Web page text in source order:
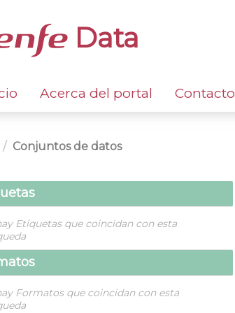
Data
Acerca del portal Contacto
Conjuntos de datos
Etiquetas que coincidan con esta
Formatos que coincidan con esta